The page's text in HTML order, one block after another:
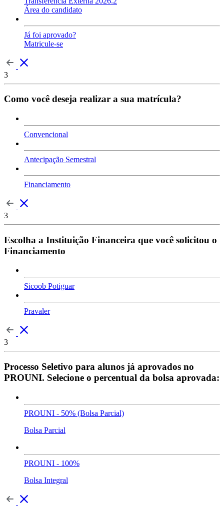
Área do candidato
Já foi aprovado?
Matricule-se
3
Como você deseja realizar a sua matrícula?
Convencional
Antecipação Semestral
Financiamento
3
Escolha a Instituição Financeira que você solicitou o
Financiamento
Sicoob Potiguar
Pravaler
3
Processo Seletivo para alunos já aprovados no
PROUNI. Selecione o percentual da bolsa aprovada:
PROUNI - 50% (Bolsa Parcial)
Bolsa Parcial
PROUNI - 100%
Bolsa Integral